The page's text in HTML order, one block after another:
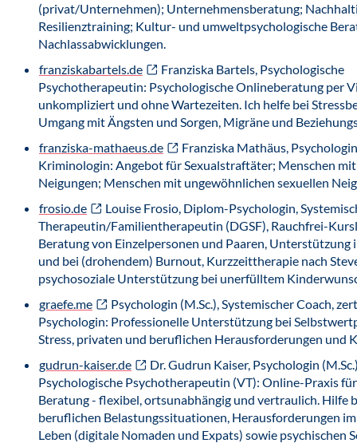
(privat/Unternehmen); Unternehmensberatung;
Resilienztraining; Kultur- und umweltpsychologische
Nachlassabwicklungen.
franziskabartels.de
Franziska Bartels, Psychologische
Psychotherapeutin: Psychologische Onlineberatung per
unkompliziert und ohne Wartezeiten. Ich helfe bei
Umgang mit Ängsten und Sorgen, Migräne und
franziska-mathaeus.de
Franziska Mathäus,
Kriminologin: Angebot für Sexualstraftäter; Menschen
Neigungen; Menschen mit ungewöhnlichen sexuellen
frosio.de
Louise Frosio, Diplom-Psychologin,
Therapeutin/Familientherapeutin (DGSF), Rauchfrei-
Beratung von Einzelpersonen und Paaren, Unterstützung
und bei (drohendem) Burnout, Kurzzeittherapie nach
psychosoziale Unterstützung bei unerfülltem
graefe.me
Psychologin (M.Sc.), Systemischer Coach,
Psychologin: Professionelle Unterstützung bei
Stress, privaten und beruflichen Herausforderungen und
gudrun-kaiser.de
Dr. Gudrun Kaiser, Psychologin
Psychologische Psychotherapeutin (VT): Online-Praxis
Beratung - flexibel, ortsunabhängig und vertraulich. Hilfe
beruflichen Belastungssituationen, Herausforderungen
Leben (digitale Nomaden und Expats) sowie psychischen